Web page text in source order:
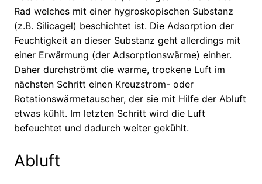
Rad welches mit einer hygroskopischen Substanz
(z.B. Silicagel) beschichtet ist. Die Adsorption der
Feuchtigkeit an dieser Substanz geht allerdings mit
einer Erwärmung (der Adsorptionswärme) einher.
Daher durchströmt die warme, trockene Luft im
nächsten Schritt einen Kreuzstrom- oder
Rotationswärmetauscher, der sie mit Hilfe der Abluft
etwas kühlt. Im letzten Schritt wird die Luft
befeuchtet und dadurch weiter gekühlt.
Abluft